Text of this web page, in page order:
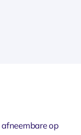
op